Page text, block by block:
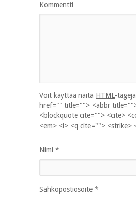
Kommentti
Voit käyttää näitä HTML-
href="" title=""> <abbr
<blockquote cite=""> <cite>
<em> <i> <q cite=""> <strike>
Nimi *
Sähköpostiosoite *